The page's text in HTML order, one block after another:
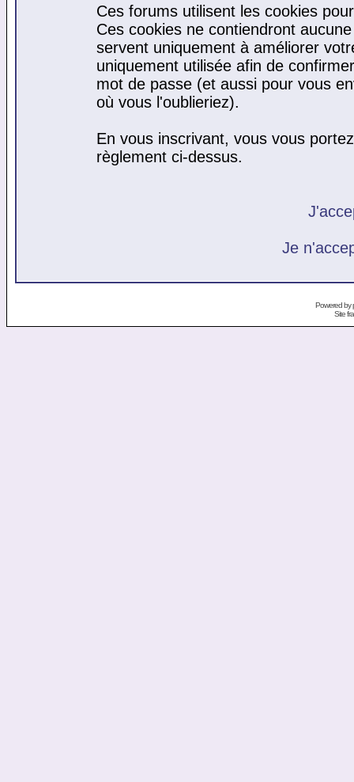
Ces forums utilisent les cookies
Ces cookies ne contiendront
servent uniquement à améliorer
uniquement utilisée afin de
mot de passe (et aussi pour vous
où vous l'oublieriez).
En vous inscrivant, vous vous
règlement ci-dessus.
Je
Powered by
Site